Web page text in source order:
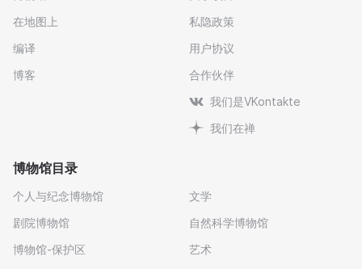
在地图上
编译
博客
私隐政策
用户协议
合作伙伴
我们是VKontakte
我们在禅
博物馆目录
个人与纪念博物馆
剧院博物馆
博物馆-保护区
文学
自然科学博物馆
艺术